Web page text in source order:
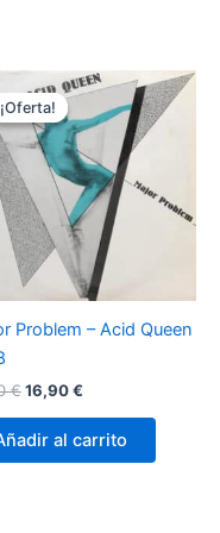
¡Oferta!
¡Oferta!
Problem – Acid Queen
€El
original
era:
16,90€
actual
es:
al carrito